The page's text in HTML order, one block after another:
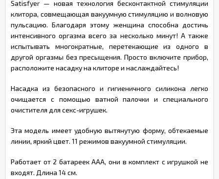
Satisfyer — новая технология бесконтактной стимуляции
клитора, совмещающая вакуумную стимуляцию и волновую
пульсацию. Благодаря этому женщина способна достичь
интенсивного оргазма всего за несколько минут! А также
испытывать многократные, перетекающие из одного в
другой оргазмы без пресыщения. Просто включите прибор,
расположите насадку на клиторе и наслаждайтесь!
Насадка из безопасного и гигиеничного силикона легко
очищается с помощью ватной палочки и специального
очистителя для секс-игрушек.
Эта модель имеет удобную вытянутую форму, обтекаемые
линии, яркий цвет. 11 режимов вакуумной стимуляции.
Работает от 2 батареек ААА, они в комплект с игрушкой не
входят. Длина 14 см.